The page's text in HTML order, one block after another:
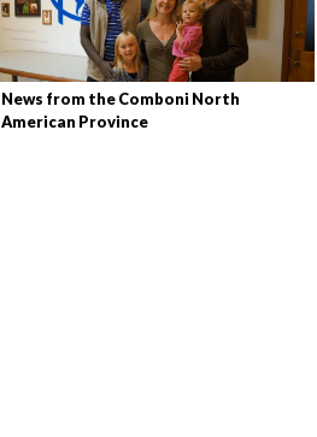
News from the Comboni North
American Province